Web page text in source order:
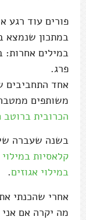
פורים עוד רגע
במתכון שנמצא
במילים אחרות:
פרג.
אחד התחביבים
משותפים
הכרובית
בשנה שעברה
קלאסיות
במילוי אגוזים.
אחרי שהכנתי
מה יקרה אם